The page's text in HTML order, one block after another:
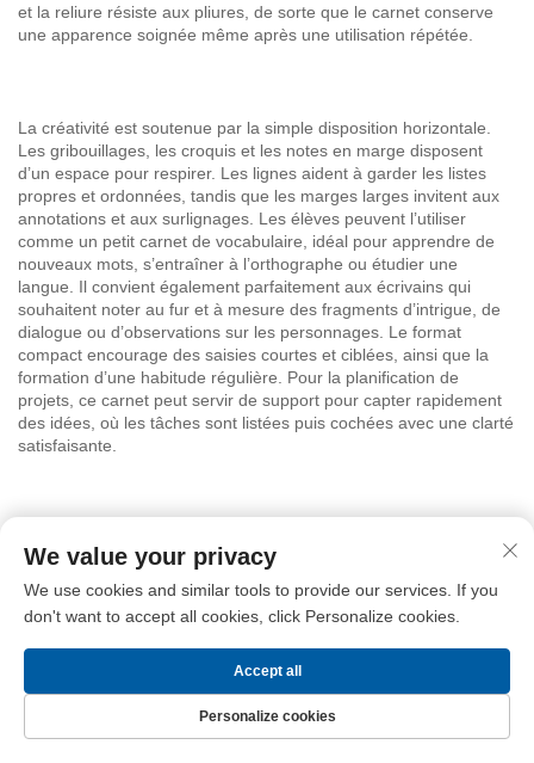
et la reliure résiste aux pliures, de sorte que le carnet conserve
une apparence soignée même après une utilisation répétée.
La créativité est soutenue par la simple disposition horizontale.
Les gribouillages, les croquis et les notes en marge disposent
d’un espace pour respirer. Les lignes aident à garder les listes
propres et ordonnées, tandis que les marges larges invitent aux
annotations et aux surlignages. Les élèves peuvent l’utiliser
comme un petit carnet de vocabulaire, idéal pour apprendre de
nouveaux mots, s’entraîner à l’orthographe ou étudier une
langue. Il convient également parfaitement aux écrivains qui
souhaitent noter au fur et à mesure des fragments d’intrigue, de
dialogue ou d’observations sur les personnages. Le format
compact encourage des saisies courtes et ciblées, ainsi que la
formation d’une habitude régulière. Pour la planification de
projets, ce carnet peut servir de support pour capter rapidement
des idées, où les tâches sont listées puis cochées avec une clarté
satisfaisante.
outil fiable. La couverture résiste au pliage et aux déchirures. La
spirale est bien ajustée et maintient solidement les pages en
place. Le papier est suffisamment épais pour la plupart des
stylos, ce qui réduit au minimum les transparences et les
effilochages. Son format A7 vous permet de conserver plusieurs
carnets pour différentes matières ou projets sans ajouter de
volume. Les options de couleur et les textures de couverture
proposées par Longgang Haha offrent une grande variété pour
exprimer votre style personnel. Que vous préfériez une couleur
We value your privacy
We use cookies and similar tools to provide our services. If you
don't want to accept all cookies, click Personalize cookies.
Personalize cookies
Accept all